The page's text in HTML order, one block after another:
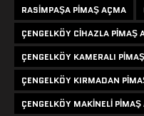
RASIMPAŞA PIMAŞ AÇMA
ÇENGELKÖY CIHAZLA PIMAŞ
ÇENGELKÖY KAMERALI
ÇENGELKÖY KIRMADAN
ÇENGELKÖY MAKINELI